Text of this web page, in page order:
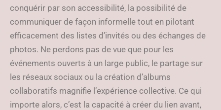
conquérir par son accessibilité, la possibilité de
communiquer de façon informelle tout en pilotant
efficacement des listes d’invités ou des échanges de
photos. Ne perdons pas de vue que pour les
événements ouverts à un large public, le partage sur
les réseaux sociaux ou la création d’albums
collaboratifs magnifie l’expérience collective. Ce qui
importe alors, c’est la capacité à créer du lien avant,